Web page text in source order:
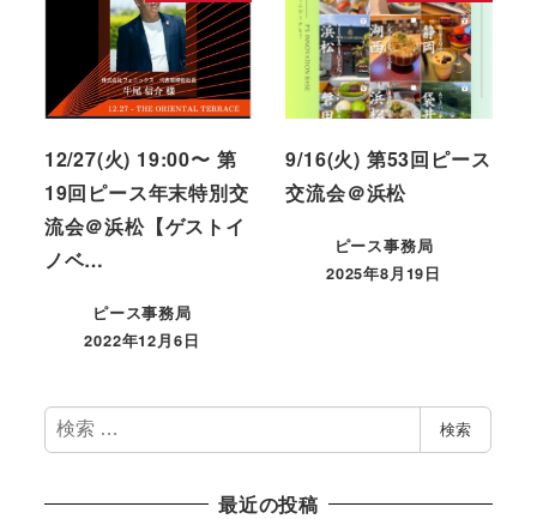
12/27(火) 19:00〜 第
19回ピース年末特別交
流会＠浜松【ゲストイ
ノベ…
ピース事務局
2022年12月6日
9/16(火) 第53回ピース
交流会＠浜松
ピース事務局
2025年8月19日
検
索
検索
最近の投稿